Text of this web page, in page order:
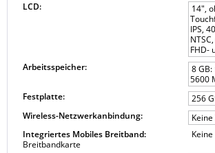
LCD:
14",
IPS,
FHD-
Arbeitsspeicher:
8 GB:
5600
Festplatte:
256
Wireless-Netzwerkanbindung:
Integriertes Mobiles Breitband:
Breitbandkarte